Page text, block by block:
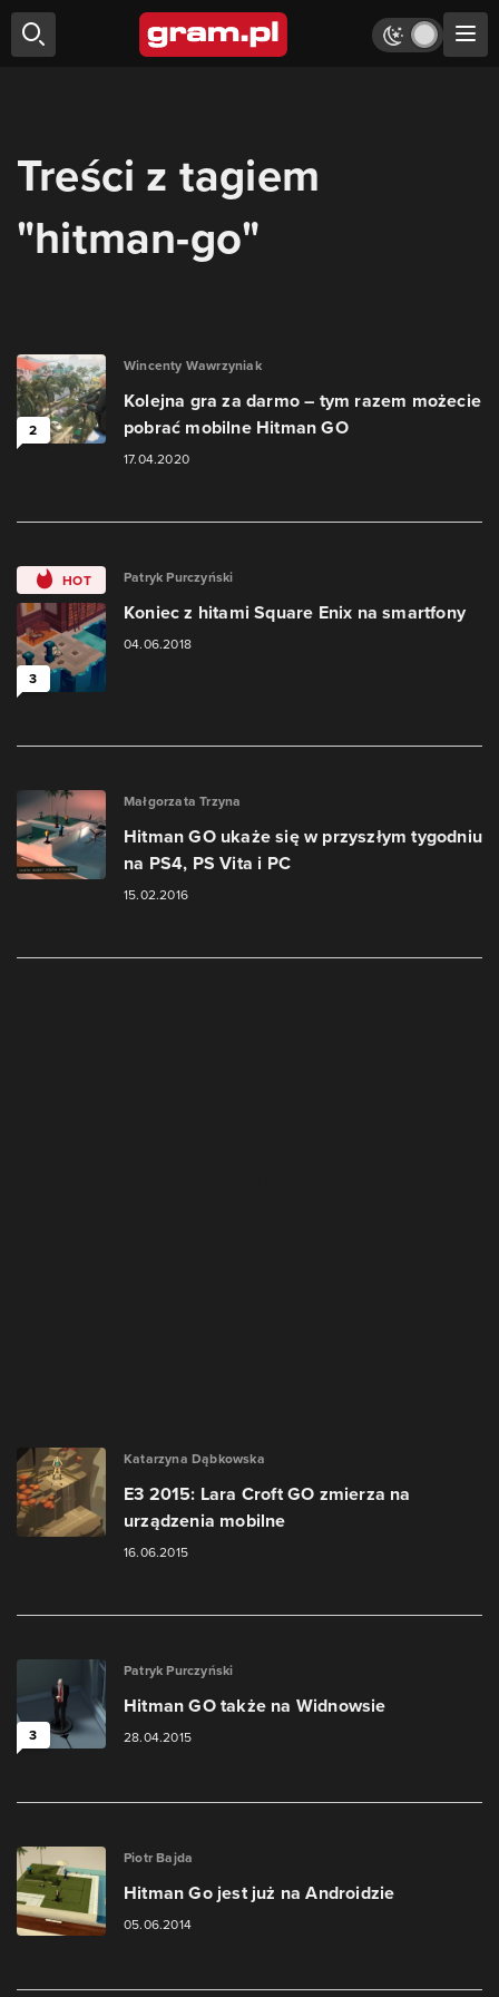
Treści z tagiem
"hitman-go"
2
Wincenty Wawrzyniak
Kolejna gra za darmo – tym razem możecie
pobrać mobilne Hitman GO
17.04.2020
HOT
3
Patryk Purczyński
Koniec z hitami Square Enix na smartfony
04.06.2018
Małgorzata Trzyna
Hitman GO ukaże się w przyszłym tygodniu
na PS4, PS Vita i PC
15.02.2016
Katarzyna Dąbkowska
E3 2015: Lara Croft GO zmierza na
urządzenia mobilne
16.06.2015
3
Patryk Purczyński
Hitman GO także na Widnowsie
28.04.2015
Piotr Bajda
Hitman Go jest już na Androidzie
05.06.2014